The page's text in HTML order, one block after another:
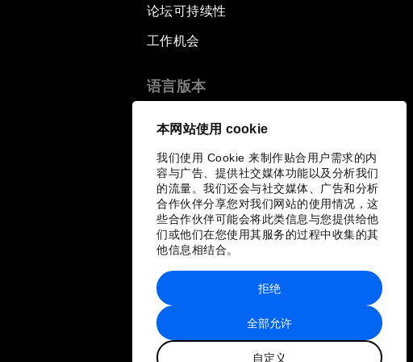
本网站使用 cookie
我们使用 Cookie 来制作贴合用户需求的内
容与广告、提供社交媒体功能以及分析我们
的流量。我们还会与社交媒体、广告和分析
合作伙伴分享您对我们网站的使用情况，这
些合作伙伴可能会将此类信息与您提供给他
们或他们在您使用其服务的过程中收集的其
他信息相结合。
全部允许
自定义
拒绝
论坛可持续性
工作机会
语言版本